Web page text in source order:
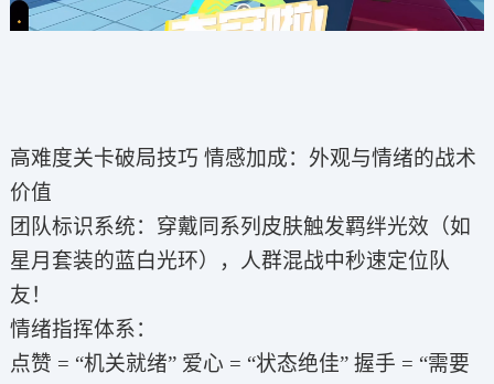
高难度关卡破局技巧 情感加成：外观与情绪的战术
价值
团队标识系统：穿戴同系列皮肤触发羁绊光效（如
星月套装的蓝白光环），人群混战中秒速定位队
友！
情绪指挥体系：
点赞 = “机关就绪” 爱心 = “状态绝佳” 握手 = “需要